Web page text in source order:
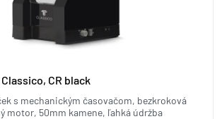
CR black
s mechanickým časovačom, bezkroková
motor, 50mm kamene, ľahká údržba